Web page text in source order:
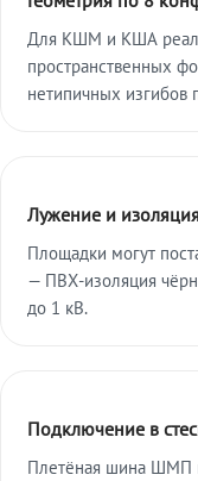
Для КШМ и КША
пространственных
нетипичных изгибов
Лужение и
Площадки могут
— ПВХ-изоляция
до 1 кВ.
Подключение в
Плетёная шина ШМП